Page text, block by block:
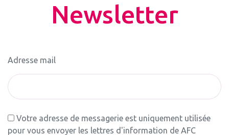
Newsletter
Adresse mail
Votre adresse de messagerie est uniquement utilisée
pour vous envoyer les lettres d'information de AFC